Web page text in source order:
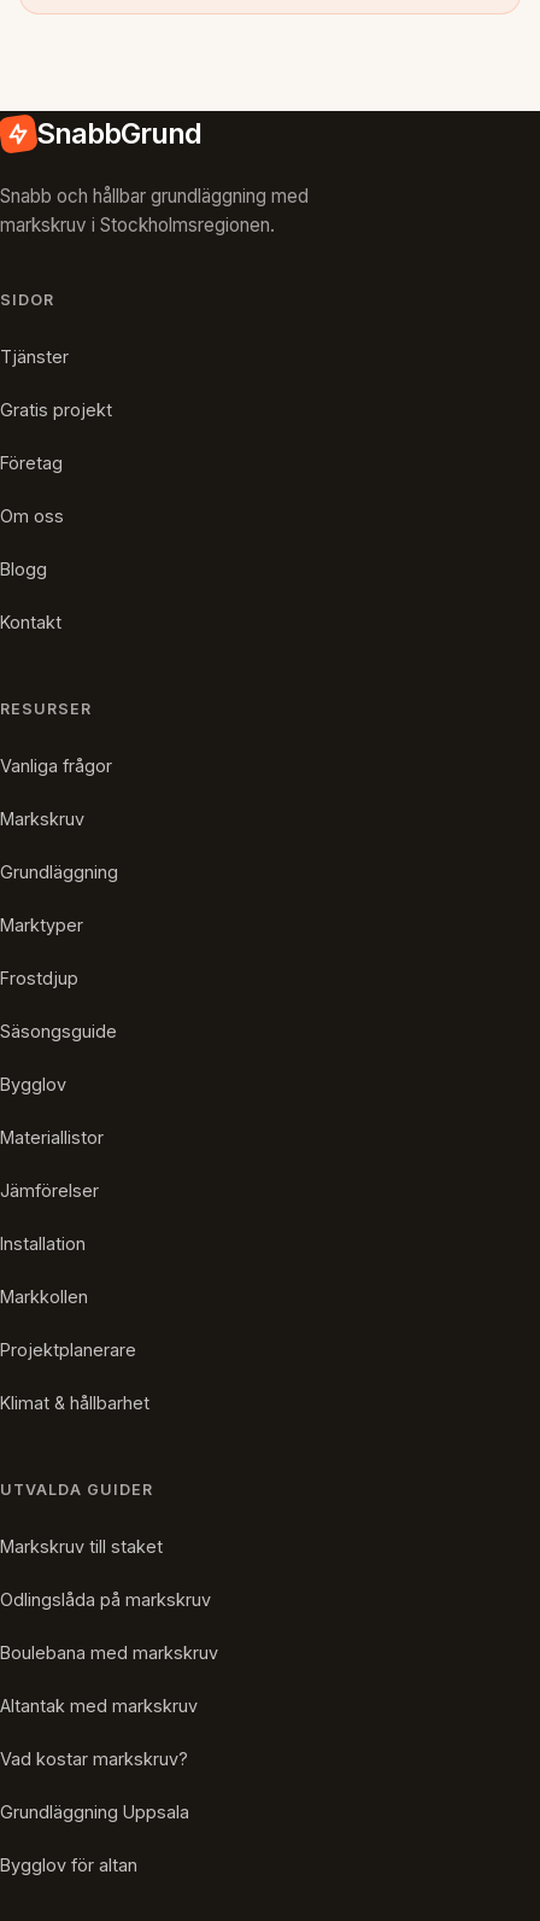
SnabbGrund
Snabb och hållbar grundläggning med
markskruv i Stockholmsregionen.
SIDOR
Tjänster
Gratis projekt
Företag
Om oss
Blogg
Kontakt
RESURSER
Vanliga frågor
Markskruv
Grundläggning
Marktyper
Frostdjup
Säsongsguide
Bygglov
Materiallistor
Jämförelser
Installation
Markkollen
Projektplanerare
Klimat & hållbarhet
UTVALDA GUIDER
Markskruv till staket
Odlingslåda på markskruv
Boulebana med markskruv
Altantak med markskruv
Vad kostar markskruv?
Grundläggning Uppsala
Bygglov för altan